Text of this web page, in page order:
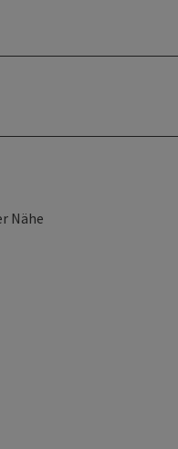
Nähe